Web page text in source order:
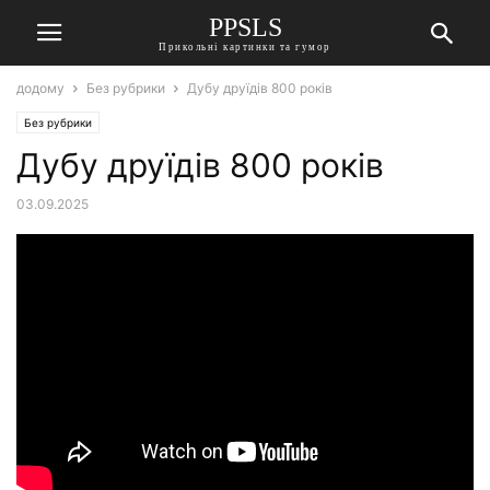
PPSLS
Прикольні картинки та гумор
додому Без рубрики Дубу друїдів 800 років
Без рубрики
Дубу друїдів 800 років
03.09.2025